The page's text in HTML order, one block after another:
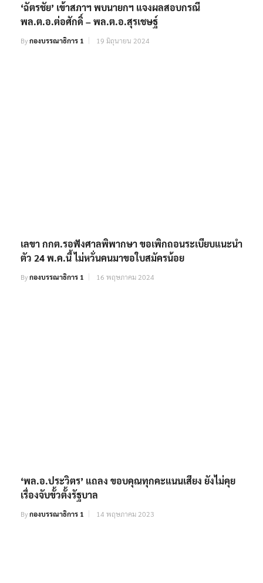
‘ฉัตรชัย’ เข้าสภาฯ พบนายกฯ แจงผลสอบกรณี
พล.ต.อ.ต่อศักดิ์ – พล.ต.อ.สุรเชษฐ์
Byกองบรรณาธิการ 1 19 มิถุนายน 2024
เลขา กกต.รอฟังศาลพิพากษา ขอเพิกถอนระเบียบแนะนำ
ตัว 24 พ.ค.นี้ ไม่หวั่นคนมาขอใบสมัครน้อย
Byกองบรรณาธิการ 1 16 พฤษภาคม 2024
‘พล.อ.ประวิตร’ แถลง ขอบคุณทุกคะแนนเสียง ยังไม่คุย
เรื่องจับขั้วตั้งรัฐบาล
Byกองบรรณาธิการ 1 14 พฤษภาคม 2023